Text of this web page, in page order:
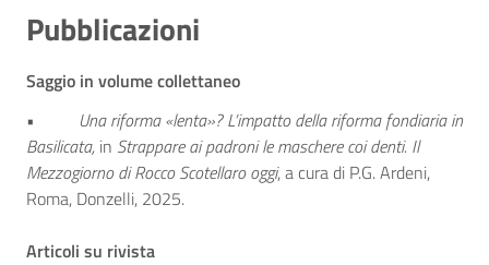
Pubblicazioni
Saggio in volume collettaneo
• Una riforma «lenta»? L’impatto della riforma fondiaria in
Basilicata, in Strappare ai padroni le maschere coi denti. Il
Mezzogiorno di Rocco Scotellaro oggi, a cura di P.G. Ardeni,
Roma, Donzelli, 2025.
Articoli su rivista